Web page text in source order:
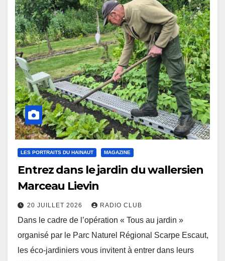
LES PORTRAITS DU HAINAUT MAGAZINE
Entrez dans le jardin du wallersien
Marceau Lievin
20 JUILLET 2026 RADIO CLUB
Dans le cadre de l’opération « Tous au jardin »
organisé par le Parc Naturel Régional Scarpe Escaut,
les éco-jardiniers vous invitent à entrer dans leurs